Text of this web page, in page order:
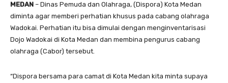
MEDAN – Dinas Pemuda dan Olahraga, (Dispora) Kota Medan
diminta agar memberi perhatian khusus pada cabang olahraga
Wadokai. Perhatian itu bisa dimulai dengan menginventarisasi
Dojo Wadokai di Kota Medan dan membina pengurus cabang
olahraga (Cabor) tersebut.
“Dispora bersama para camat di Kota Medan kita minta supaya